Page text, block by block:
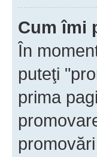
Cum îmi
În
puteţi
prima